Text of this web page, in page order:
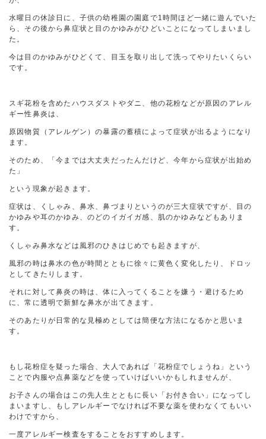
水曜日の休診日に、子供の幼稚園の園庭で1時間ほど一緒に遊んでいた
ら、その後から鼻症状と目のかゆみがひどいことになってしまいまし
た。
今は目のかゆみがひどくて、目玉を取り出して洗ってやりたいくらい
です。
スギ花粉を含めたハウスダストやダニ、他の花粉などが原因のアレル
ギー性鼻炎は、
原因物質（アレルゲン）の暴露の蓄積によって症状が出るようになり
ます。
そのため、「今までは大丈夫だったんだけど、今年から症状が出始め
た」
という現象が起きます。
症状は、くしゃみ、鼻水、鼻づまりというのが三大症状ですが、目の
かゆみや耳のかゆみ、のどのイガイガ感、肌のかゆみなどもありま
す。
くしゃみ鼻水などは風邪のひきはじめでも起きますが、
風邪の時は鼻水の色が時間とともに徐々に黄色く変化したり、ドロッ
としてきたりします。
それに対して鼻炎の時は、体に入ってくることを嫌う・避けるため
に、常に透明で新鮮な鼻水が出てきます。
そのあたりが日常的な見極めとしては簡便な方法になるかと思いま
す。
もし花粉症を疑った場合、大人であれば「花粉症でしょうね」という
ことで内服や点鼻薬などを使っていけばいいかもしれませんが、
お子さんの場合はこの先人生とともに長い「お付き合い」になってし
まいますし、もしアレルギーでなければ不要な薬を使わなくてもいい
わけですから、
一度アレルギー検査をすることをおすすめします。